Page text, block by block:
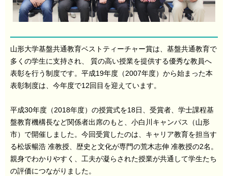
山形大学基盤共通教育ベストティーチャー賞は、基盤共通教育で
多くの学生に支持され、 質の高い授業を提供する優秀な教員へ
表彰を行う制度です。平成19年度（2007年度）から始まった本
表彰制度は、今年度で12回目を迎えています。
平成30年度（2018年度）の授賞式を‪18日‬、受賞者、学士課程基
盤教育機構長など関係者出席のもと、小白川キャンパス（山形
市）で開催しました。今回受賞したのは、キャリア教育を担当す
る松坂暢浩 准教授、歴史と文化が専門の荒木志伸 准教授の‬2名。
親身でわかりやすく、工夫が凝らされた授業が共通して学生たち
の評価につながりました。